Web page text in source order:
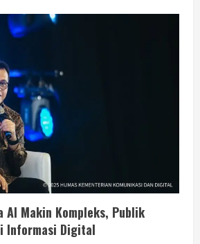
AI Makin Kompleks, Publik
Informasi Digital